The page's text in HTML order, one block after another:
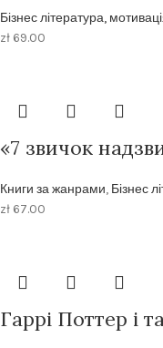
Бізнес література,
zł 69.00
«7 звичок
Книги за жанрами, Бізнес
zł 67.00
Гаррі Поттер і